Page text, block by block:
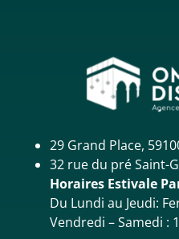
29 Grand Place,
32 rue du pré Saint-
Horaires Estivale
Du Lundi au Jeudi:
Vendredi – Samedi :